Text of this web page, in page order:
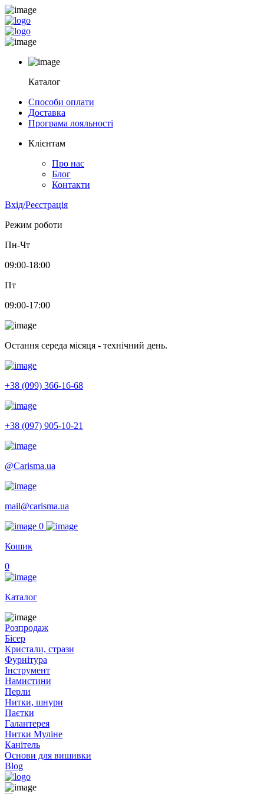
Каталог
Способи оплати
Доставка
Програма лояльності
Клієнтам
Про нас
Блог
Контакти
Вхід/Реєстрація
Режим роботи
Пн-Чт
09:00-18:00
Пт
09:00-17:00
Остання середа місяця - технічний день.
+38 (099) 366-16-68
+38 (097) 905-10-21
@Carisma.ua
mail@carisma.ua
0
Кошик
0
Каталог
Розпродаж
Бісер
Кристали, стрази
Фурнітура
Інструмент
Намистини
Перли
Нитки, шнури
Паєтки
Галантерея
Нитки Муліне
Канітель
Основи для вишивки
Blog